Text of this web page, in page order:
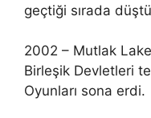
geçtiği sırada
2002 – Mutlak
Birleşik Devletleri
Oyunları sona erdi.